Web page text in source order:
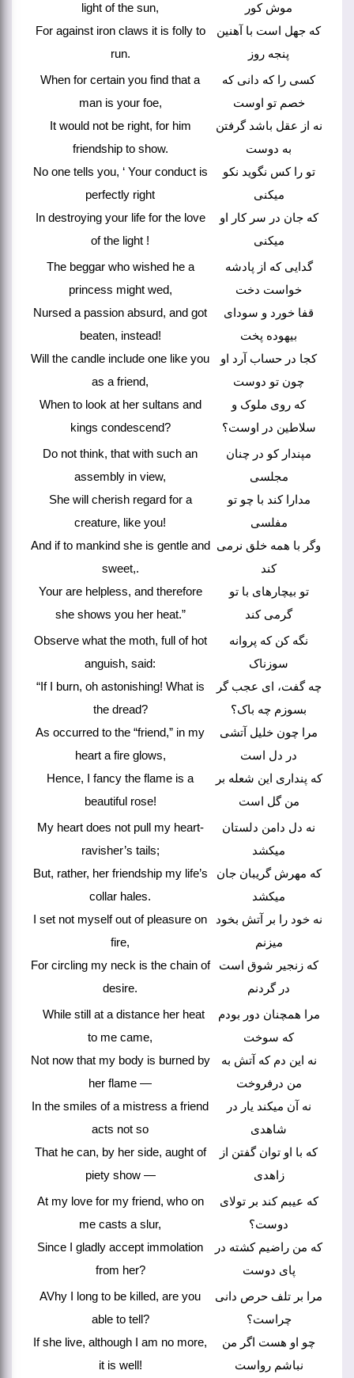
light of the sun,
For against iron claws it is folly to
run.
موش کور
که جهل است با آهنین
پنجه روز
When for certain you find that a
man is your foe,
It would not be right, for him
friendship to show.
No one tells you, ‘ Your conduct is
perfectly right
In destroying your life for the love
of the light !
کسی را که دانی که
خصم تو اوست
نه از عقل باشد گرفتن
به دوست
تو را کس نگوید نکو
میکنی
که جان در سر کار او
میکنی
The beggar who wished he a
princess might wed,
Nursed a passion absurd, and got
beaten, instead!
Will the candle include one like you
as a friend,
When to look at her sultans and
kings condescend?
گدایی که از پادشه
خواست دخت
قفا خورد و سودای
بیهوده پخت
کجا در حساب آرد او
چون تو دوست
که روی ملوک و
سلاطین در اوست؟
Do not think, that with such an
assembly in view,
She will cherish regard for a
creature, like you!
And if to mankind she is gentle and
sweet,.
Your are helpless, and therefore
she shows you her heat.”
مپندار کو در چنان
مجلسی
مدارا کند با چو تو
مفلسی
وگر با همه خلق نرمی
کند
تو بیچارهای با تو
گرمی کند
Observe what the moth, full of hot
anguish, said:
“If I burn, oh astonishing! What is
the dread?
As occurred to the “friend,” in my
heart a fire glows,
Hence, I fancy the flame is a
beautiful rose!
نگه کن که پروانه
سوزناک
چه گفت، ای عجب گر
بسوزم چه باک؟
مرا چون خلیل آتشی
در دل است
که پنداری این شعله بر
من گل است
My heart does not pull my heart-
ravisher’s tails;
But, rather, her friendship my life’s
collar hales.
I set not myself out of pleasure on
fire,
For circling my neck is the chain of
desire.
نه دل دامن دلستان
میکشد
که مهرش گریبان جان
میکشد
نه خود را بر آتش بخود
میزنم
که زنجیر شوق است
در گردنم
While still at a distance her heat
to me came,
Not now that my body is burned by
her flame —
In the smiles of a mistress a friend
acts not so
That he can, by her side, aught of
piety show —
مرا همچنان دور بودم
که سوخت
نه این دم که آتش به
من درفروخت
نه آن میکند یار در
شاهدی
که با او توان گفتن از
زاهدی
At my love for my friend, who on
me casts a slur,
Since I gladly accept immolation
from her?
که عیبم کند بر تولای
دوست؟
که من راضیم کشته در
پای دوست
AVhy I long to be killed, are you
able to tell?
If she live, although I am no more,
it is well!
مرا بر تلف حرص دانی
چراست؟
چو او هست اگر من
نباشم رواست